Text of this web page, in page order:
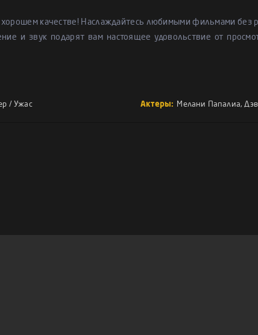
качестве! Наслаждайтесь любимыми фильмами без
и звук подарят вам настоящее удовольствие от
/ Ужас Актеры: Мелани Папалиа,